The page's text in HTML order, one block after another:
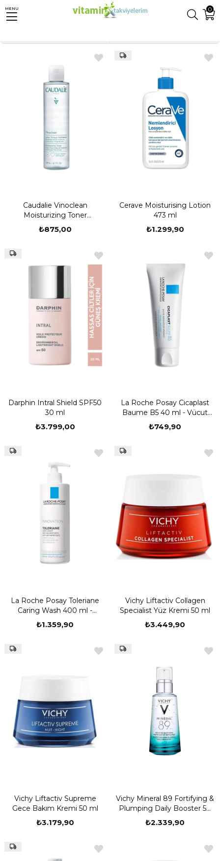
0
MENU
Anasayfa Kişisel Bakım Dudak Bakım Ürünleri
Caudalie Vinoclean
Moisturizing Toner
Nemlendirici Tonik 200 ml
₺875,00
Cerave Moisturising Lotion
473 ml
₺1.299,90
Darphin Intral Shield SPF50
30 ml
₺3.799,00
La Roche Posay Cicaplast
Baume B5 40 ml - Vücut
Bakım Balsamı
₺749,90
La Roche Posay Toleriane
Caring Wash 400 ml -
Nemlendirici Temizleyici Jel
₺1.359,90
Vichy Liftactiv Collagen
Specialist Yüz Kremi 50 ml
₺3.449,90
Vichy Liftactiv Supreme
Gece Bakım Kremi 50 ml
₺3.179,90
Vichy Mineral 89 Fortifying &
Plumping Daily Booster 50
ml
₺2.339,90